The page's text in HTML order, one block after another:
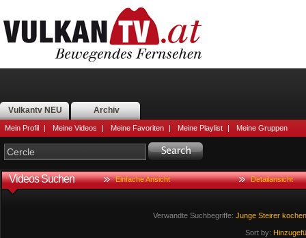
Vulkantv NEU Archiv
Mein Profil | Meine Videos | Meine Favoriten | Meine Playlist | Meine Gruppen
Videos Suchen Einfache Ansicht Detailansicht
Verwandte Suchbegriffe: Junge Steirer kochen
Sort by: